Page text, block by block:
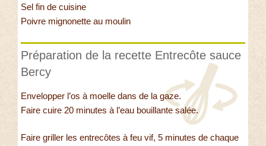
Sel fin de cuisine
Poivre mignonette au moulin
Préparation de la recette Entrecôte sauce
Bercy
Envelopper l’os à moelle dans de la gaze.
Faire cuire 20 minutes à l’eau bouillante salée.
Faire griller les entrecôtes à feu vif, 5 minutes de chaque